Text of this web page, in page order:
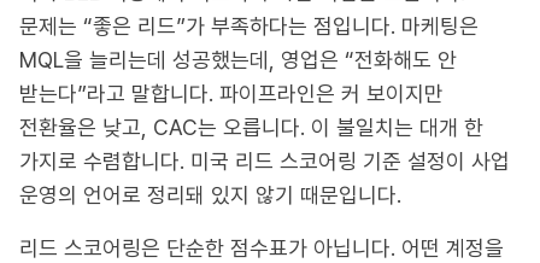
문제는 “좋은 리드”가 부족하다는 점입니다. 마케팅은
MQL을 늘리는데 성공했는데, 영업은 “전화해도 안
받는다”라고 말합니다. 파이프라인은 커 보이지만
전환율은 낮고, CAC는 오릅니다. 이 불일치는 대개 한
가지로 수렴합니다. 미국 리드 스코어링 기준 설정이 사업
운영의 언어로 정리돼 있지 않기 때문입니다.
리드 스코어링은 단순한 점수표가 아닙니다. 어떤 계정을